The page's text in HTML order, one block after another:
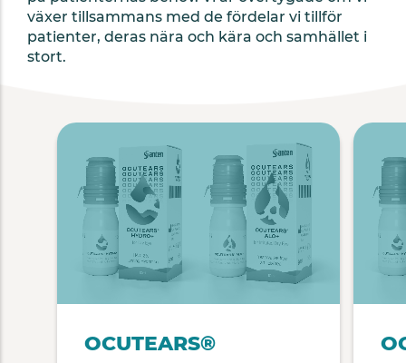
växer tillsammans med de fördelar vi tillför
patienter, deras nära och kära och samhället i
stort.
OCUTEARS®